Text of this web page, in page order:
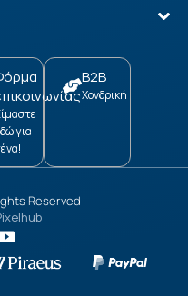
για
B2B
Χονδρική
Reserved